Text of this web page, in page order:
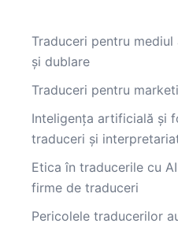
Traduceri pentru
și dublare
Traduceri pentru
Inteligența artificială și
traduceri și
Etica în traducerile cu
firme de traduceri
Pericolele traducerilor